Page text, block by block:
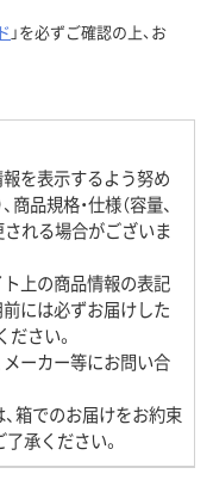
」を必ずご確認の上、お
を表示するよう努め
品規格・仕様（容量、
される場合がございま
上の商品情報の表記
には必ずお届けした
さい。
ーカー等にお問い合
、箱でのお届けをお約束
承ください。